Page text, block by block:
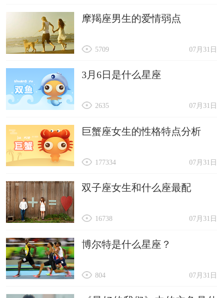
摩羯座男生的爱情弱点
07月31日
5709
3月6日是什么星座
07月31日
2635
巨蟹座女生的性格特点分析
07月31日
177334
双子座女生和什么座最配
07月31日
16738
博尔特是什么星座？
07月31日
804